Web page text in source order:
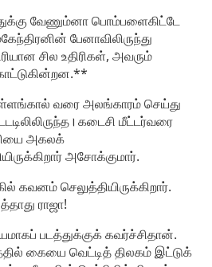
வேணும்னா பொம்பளைகிட்டே
பேனாவிலிருந்து
சில உதிரிகள்‌, அவரும்‌
வரை அலங்காரம்‌ செய்து
கடைசி மீட்டர்வரை
அகலக்‌
அசோக்குமார்‌.
கவனம்‌ செலுத்தியிருக்கிறார்‌.
ராஜா!
படத்துக்குக்‌ கவர்ச்சிதான்‌.
கையை வெட்டித்‌ திலகம்‌ இட்டுக்‌